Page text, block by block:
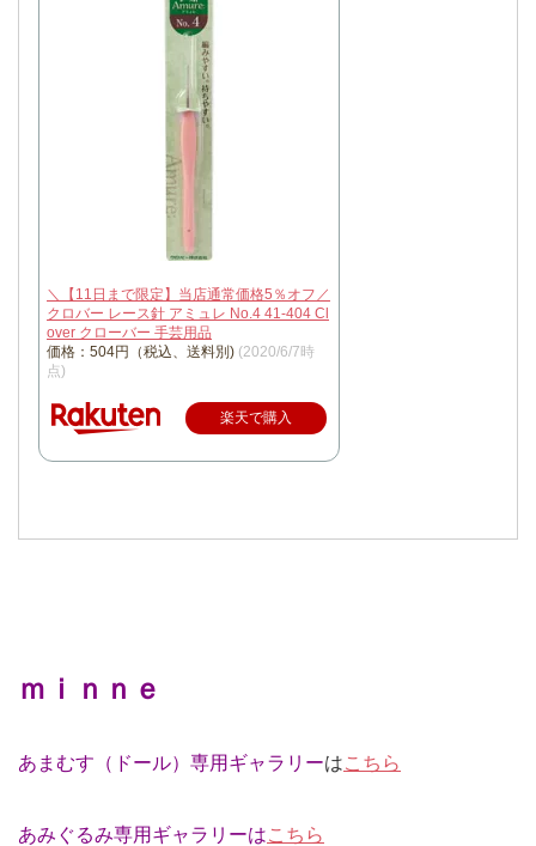
＼【11日まで限定】当店通常価格5％オフ／
クロバー レース針 アミュレ No.4 41-404 Cl
over クローバー 手芸用品
価格：504円（税込、送料別) (2020/6/7時
点)
楽天で購入
ｍｉｎｎｅ
あまむす（ドール）専用ギャラリーはこちら
あみぐるみ専用ギャラリーはこちら